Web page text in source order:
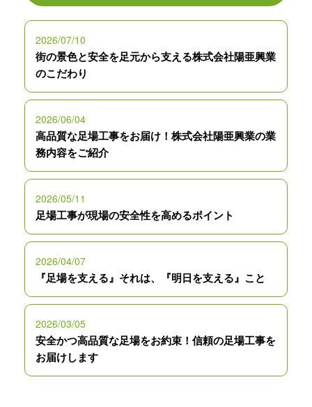
2026/07/10
街の景色と安全を足元から支える株式会社陽亜興業
のこだわり
2026/06/04
高品質な足場工事をお届け！株式会社陽亜興業の業
務内容をご紹介
2026/05/11
足場工事が現場の安全性を高めるポイント
2026/04/07
『足場を支える』それは、『明日を支える』こと
2026/03/05
安全かつ高品質な足場をお約束！信頼の足場工事を
お届けします